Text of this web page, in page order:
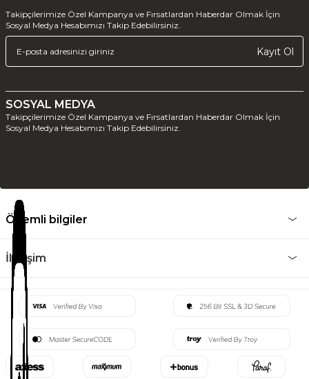
Takipçilerimize Özel Kampanya ve Fırsatlardan Haberdar Olmak İçin
Sosyal Medya Hesabımızı Takip Edebilirsiniz.
Kayıt Ol
SOSYAL MEDYA
Takipçilerimize Özel Kampanya ve Fırsatlardan Haberdar Olmak İçin
Sosyal Medya Hesabımızı Takip Edebilirsiniz.
Önemli bilgiler
İletişim